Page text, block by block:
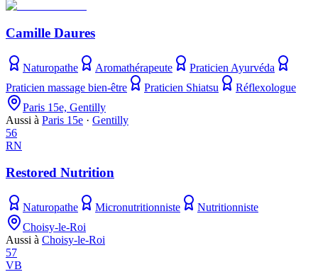
Camille Daures
Naturopathe Aromathérapeute
Praticien Ayurvéda
Praticien massage bien-être
Praticien Shiatsu
Réflexologue
Paris 15e, Gentilly
Aussi à Paris 15e · Gentilly
56
RN
Restored Nutrition
Naturopathe Micronutritionniste
Nutritionniste
Choisy-le-Roi
Aussi à Choisy-le-Roi
57
VB